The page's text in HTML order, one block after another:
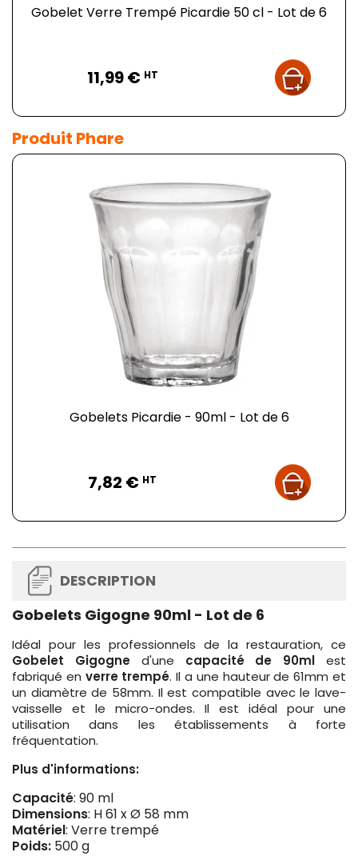
Gobelet Verre Trempé Picardie 50 cl - Lot de 6
11,99 € HT
Produit Phare
Gobelets Picardie - 90ml - Lot de 6
7,82 € HT
DESCRIPTION
Gobelets Gigogne 90ml - Lot de 6
Idéal pour les professionnels de la restauration, ce
Gobelet Gigogned'une capacité de 90ml est
fabriqué en verre trempé. Il a une hauteur de 61mm et
un diamètre de 58mm. Il est compatible avec le lave-
vaisselle et le micro-ondes. Il est idéal pour une
utilisation dans les établissements à forte
fréquentation.
Plus d'informations:
Capacité: 90 ml
Dimensions: H 61 x Ø 58 mm
Matériel: Verre trempé
Poids: 500 g